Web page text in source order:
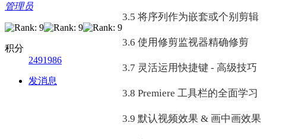
管理员
积分
2491986
发消息
3.5 将序列作为嵌套或个别剪辑
3.6 使用修剪监视器精确修剪
3.7 灵活运用快捷键 - 高级技巧
3.8 Premiere 工具栏的全面学习
3.9 默认视频效果 & 画中画效果